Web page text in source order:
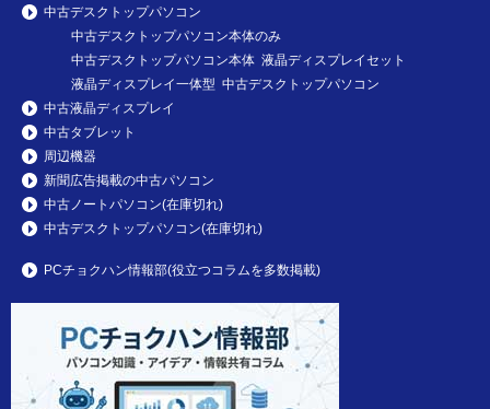
中古デスクトップパソコン
中古デスクトップパソコン本体のみ
中古デスクトップパソコン本体 液晶ディスプレイセット
液晶ディスプレイ一体型 中古デスクトップパソコン
中古液晶ディスプレイ
中古タブレット
周辺機器
新聞広告掲載の中古パソコン
中古ノートパソコン(在庫切れ)
中古デスクトップパソコン(在庫切れ)
PCチョクハン情報部(役立つコラムを多数掲載)